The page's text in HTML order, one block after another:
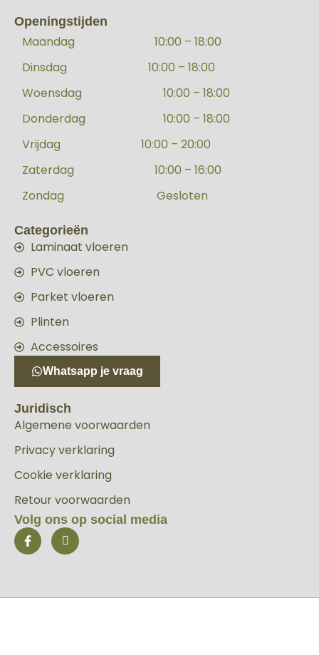
Openingstijden
Maandag
10:00 – 18:00
Dinsdag
10:00 – 18:00
Woensdag
10:00 – 18:00
Donderdag
10:00 – 18:00
Vrijdag
10:00 – 20:00
Zaterdag
10:00 – 16:00
Zondag
Gesloten
Categorieën
Laminaat vloeren
PVC vloeren
Parket vloeren
Plinten
Accessoires
Whatsapp je vraag
Juridisch
Algemene voorwaarden
Privacy verklaring
Cookie verklaring
Retour voorwaarden
Volg ons op social media